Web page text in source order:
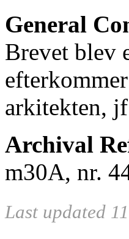
General
Brevet blev
arkitekten,
Archival
m30A, nr.
Last updated